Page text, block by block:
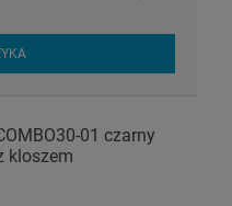
01 czarny
kloszem